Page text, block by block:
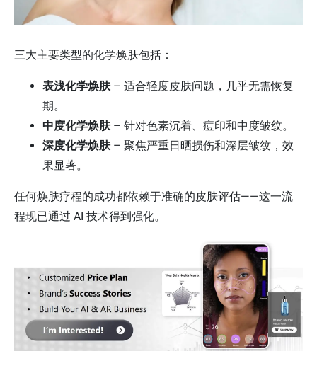
三大主要类型的化学焕肤包括：
表浅化学焕肤– 适合轻度皮肤问题，几乎无需恢复
期。
中度化学焕肤– 针对色素沉着、痘印和中度皱纹。
深度化学焕肤– 聚焦严重日晒损伤和深层皱纹，效
果显著。
任何焕肤疗程的成功都依赖于准确的皮肤评估——这一流
程现已通过 AI 技术得到强化。